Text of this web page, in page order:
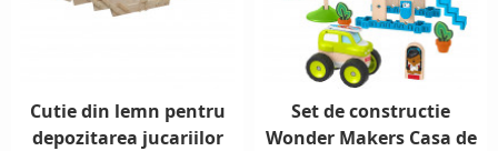
Cutie din lemn pentru
depozitarea jucariilor
Set de constructie
Wonder Makers Casa de